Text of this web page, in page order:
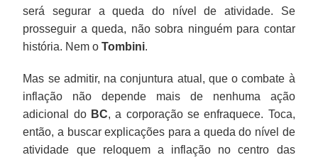
será segurar a queda do nível de atividade. Se
prosseguir a queda, não sobra ninguém para contar
história. Nem oTombini.
Mas se admitir, na conjuntura atual, que o combate à
inflação não depende mais de nenhuma ação
adicional do BC, a corporação se enfraquece. Toca,
então, a buscar explicações para a queda do nível de
atividade que reloquem a inflação no centro das